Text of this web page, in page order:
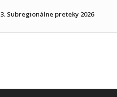
3. Subregionálne preteky 2026